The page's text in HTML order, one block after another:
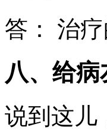
答： 治
八、给
说到这儿